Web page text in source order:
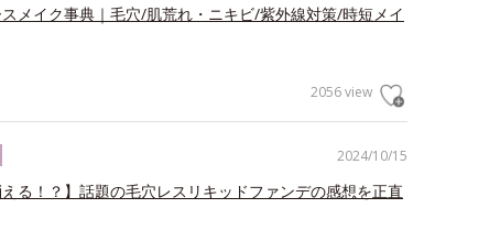
メイク事典｜毛穴/肌荒れ・ニキビ/紫外線対策/時短メイ
2056 view
2024/10/15
える！？】話題の毛穴レスリキッドファンデの感想を正直